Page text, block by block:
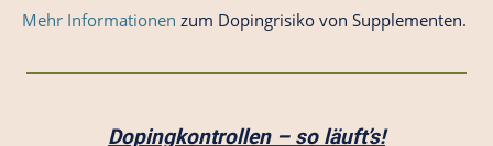
Mehr Informationen zum Dopingrisiko von Supplementen.
Dopingkontrollen – so läuft’s!